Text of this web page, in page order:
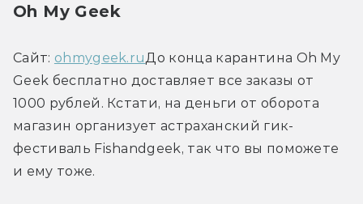
Oh My Geek
Сайт: ohmygeek.ru До конца карантина Oh My
Geek бесплатно доставляет все заказы от
1000 рублей. Кстати, на деньги от оборота
магазин организует астраханский гик-
фестиваль Fishandgeek, так что вы поможете
и ему тоже.